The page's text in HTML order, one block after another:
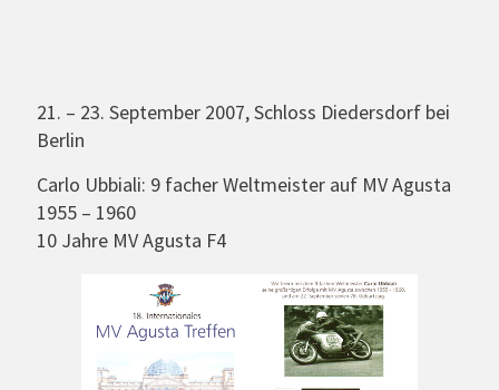
21. – 23. September 2007, Schloss Diedersdorf bei
Berlin
Carlo Ubbiali: 9 facher Weltmeister auf MV Agusta
1955 – 1960
10 Jahre MV Agusta F4